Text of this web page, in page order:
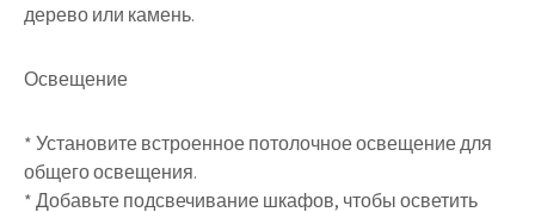
дерево или камень.
Освещение
* Установите встроенное потолочное освещение для
общего освещения.
* Добавьте подсвечивание шкафов, чтобы осветить